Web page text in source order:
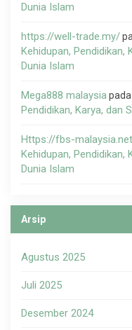
Dunia Islam
https://well-trade.my/
Kehidupan, Pendidikan,
Dunia Islam
Mega888 malaysiapada
Pendidikan, Karya, dan
Https://fbs-
Kehidupan, Pendidikan,
Dunia Islam
Arsip
Agustus 2025
Juli 2025
Desember 2024